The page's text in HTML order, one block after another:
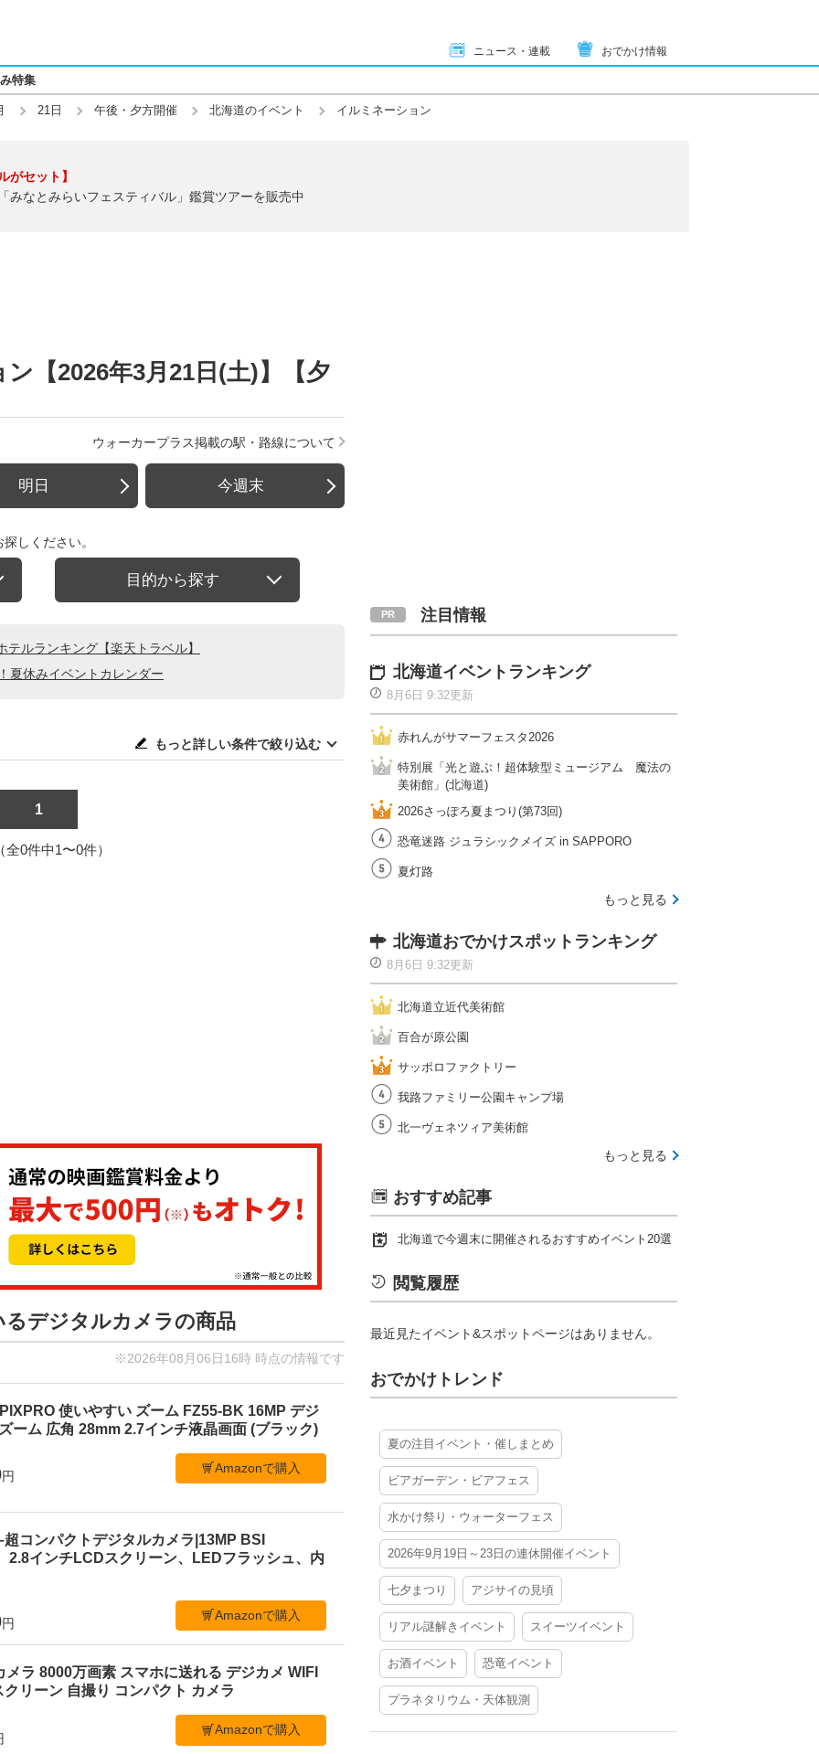
ニュース・連載 おでかけ情報
特集
21日 午後・夕方開催 北海道のイベント イルミネーション
がセット】
みなとみらいフェスティバル」鑑賞ツアーを販売中
【2026年3月21日(土)】【夕
ウォーカープラス掲載の駅・路線について
明日 今週末
しください。
目的から探す
ルランキング【楽天トラベル】
夏休みイベントカレンダー
もっと詳しい条件で絞り込む
1
全0件中1〜0件）
デジタルカメラの商品
※2026年08月06日16時 時点の情報です
使いやすい ズーム FZ55-BK 16MP デジ
ーム 広角 28mm 2.7インチ液晶画面 (ブラック)
円
Amazonで購入
コンパクトデジタルカメラ|13MP BSI
2.8インチLCDスクリーン、LEDフラッシュ、内
円
Amazonで購入
ラ 8000万画素 スマホに送れる デジカメ WIFI
リーン 自撮り コンパクト カメラ
Amazonで購入
注目情報
北海道イベントランキング
8月6日 9:32更新
赤れんがサマーフェスタ2026
特別展「光と遊ぶ！超体験型ミュージアム 魔法の
美術館」(北海道)
2026さっぽろ夏まつり(第73回)
恐竜迷路 ジュラシックメイズ in SAPPORO
夏灯路
もっと見る
北海道おでかけスポットランキング
8月6日 9:32更新
北海道立近代美術館
百合が原公園
サッポロファクトリー
我路ファミリー公園キャンプ場
北一ヴェネツィア美術館
もっと見る
おすすめ記事
北海道で今週末に開催されるおすすめイベント20選
閲覧履歴
最近見たイベント&スポットページはありません。
おでかけトレンド
夏の注目イベント・催しまとめ
ビアガーデン・ビアフェス
水かけ祭り・ウォーターフェス
2026年9月19日～23日の連休開催イベント
七夕まつり アジサイの見頃
リアル謎解きイベント スイーツイベント
お酒イベント 恐竜イベント
プラネタリウム・天体観測